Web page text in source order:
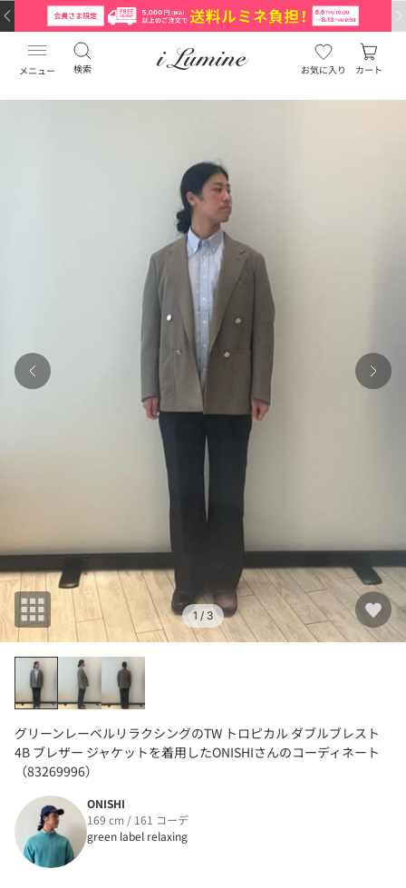
メニュー 検索 お気に入り カート
1 / 3
グリーンレーベルリラクシングのTW トロピカル ダブルブレスト
4B ブレザー ジャケットを着用したONISHIさんのコーディネート
（83269996）
ONISHI
169 cm / 161 コーデ
green label relaxing